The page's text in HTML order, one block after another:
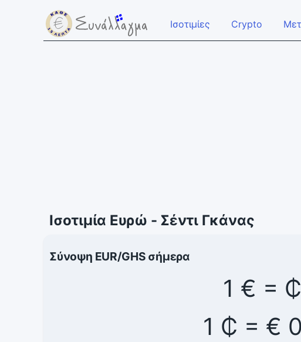
Ισοτιμίες Crypto
Ισοτιμία Ευρώ - Σέντι Γκάνας
Σύνοψη EUR/GHS σήμερα
1 € =
1 ₵ = €